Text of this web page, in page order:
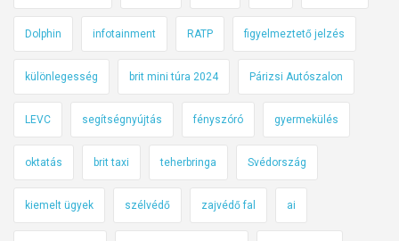
Dolphin infotainment RATP figyelmeztető jelzés
különlegesség brit mini túra 2024 Párizsi Autószalon
LEVC segítségnyújtás fényszóró gyermekülés
oktatás brit taxi teherbringa Svédország
kiemelt ügyek szélvédő zajvédő fal ai